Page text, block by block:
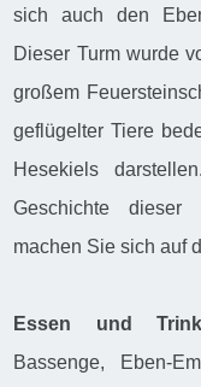
sich auch den
Dieser Turm wurde
großem
geflügelter Tiere
Hesekiels
Geschichte dieser
machen Sie sich auf
Essen und
Bassenge, Eben-